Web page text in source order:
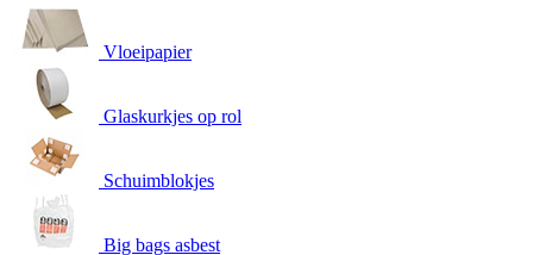
Vloeipapier
Glaskurkjes op rol
Schuimblokjes
Big bags asbest